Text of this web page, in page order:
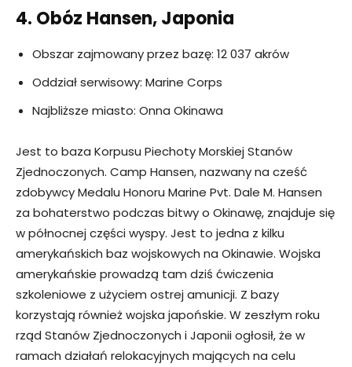
4. Obóz Hansen, Japonia
Obszar zajmowany przez bazę: 12 037 akrów
Oddział serwisowy: Marine Corps
Najbliższe miasto: Onna Okinawa
Jest to baza Korpusu Piechoty Morskiej Stanów
Zjednoczonych. Camp Hansen, nazwany na cześć
zdobywcy Medalu Honoru Marine Pvt. Dale M. Hansen
za bohaterstwo podczas bitwy o Okinawę, znajduje się
w północnej części wyspy. Jest to jedna z kilku
amerykańskich baz wojskowych na Okinawie. Wojska
amerykańskie prowadzą tam dziś ćwiczenia
szkoleniowe z użyciem ostrej amunicji. Z bazy
korzystają również wojska japońskie. W zeszłym roku
rząd Stanów Zjednoczonych i Japonii ogłosił, że w
ramach działań relokacyjnych mających na celu